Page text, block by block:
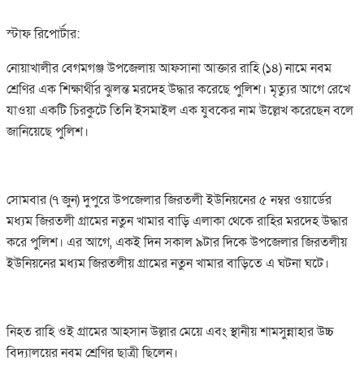
স্টাফ রিপোর্টার:
নোয়াখালীর বেগমগঞ্জ উপজেলায় আফসানা আক্তার রাহি (১৪) নামে নবম
শ্রেণির এক শিক্ষার্থীর ঝুলন্ত মরদেহ উদ্ধার করেছে পুলিশ। মৃত্যুর আগে রেখে
যাওয়া একটি চিরকুটে তিনি ইসমাইল এক যুবকের নাম উল্লেখ করেছেন বলে
জানিয়েছে পুলিশ।
সোমবার (৭ জুন) দুপুরে উপজেলার জিরতলী ইউনিয়নের ৫ নম্বর ওয়ার্ডের
মধ্যম জিরতলী গ্রামের নতুন খামার বাড়ি এলাকা থেকে রাহির মরদেহ উদ্ধার
করে পুলিশ। এর আগে, একই দিন সকাল ৯টার দিকে উপজেলার জিরতলীয়
ইউনিয়নের মধ্যম জিরতলীয় গ্রামের নতুন খামার বাড়িতে এ ঘটনা ঘটে।
নিহত রাহি ওই গ্রামের আহসান উল্লার মেয়ে এবং স্থানীয় শামসুন্নাহার উচ্চ
বিদ্যালয়ের নবম শ্রেণির ছাত্রী ছিলেন।